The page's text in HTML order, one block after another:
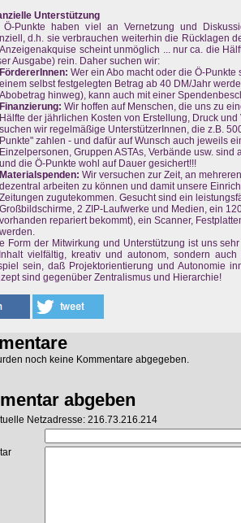
Unterstützung
Ö-Punkte haben viel an Vernetzung und
d.h. sie verbrauchen weiterhin die Rücklagen
scheint unmöglich ... nur ca. die
Ausgabe) rein. Daher suchen wir:
FördererInnen: Wer ein Abo macht oder die Ö-
einem selbst festgelegten Betrag ab 40 DM/Jahr
Abobetrag hinweg), kann auch mit einer
Finanzierung: Wir hoffen auf Menschen, die uns zu
Hälfte der jährlichen Kosten von Erstellung, Druck
suchen wir regelmäßige UnterstützerInnen, die z.B.
Punkte" zahlen - und dafür auf Wunsch auch jeweils
Einzelpersonen, Gruppen ASTAs, Verbände usw.
und die Ö-Punkte wohl auf Dauer gesichert!!!
Materialspenden: Wir versuchen zur Zeit, an
dezentral arbeiten zu können und damit unsere
Zeitungen zugutekommen. Gesucht sind ein
Großbildschirme, 2 ZIP-Laufwerke und Medien, ein
vorhanden repariert bekommt), ein Scanner,
werden.
Form der Mitwirkung und Unterstützung ist uns
vielfältig, kreativ und autonom, sondern
sein, daß Projektorientierung und Autonomie
sind gegenüber Zentralismus und Hierarchie!
noch keine Kommentare abgegeben.
abgeben
Netzadresse: 216.73.216.214